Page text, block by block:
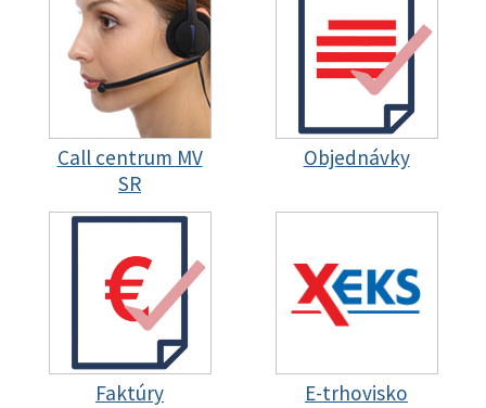
Call centrum MV
SR
Objednávky
Faktúry E-trhovisko